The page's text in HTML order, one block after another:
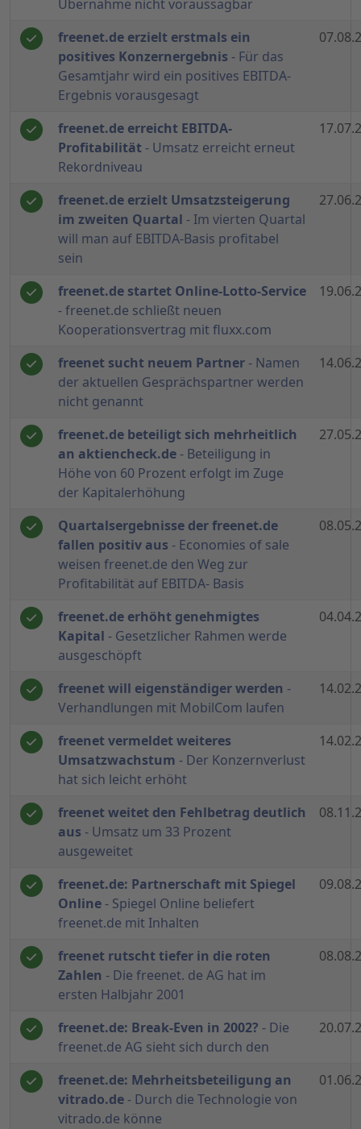
Übernahme nicht voraussagbar
freenet.de erzielt erstmals ein
positives Konzernergebnis - Für das
Gesamtjahr wird ein positives EBITDA-
Ergebnis vorausgesagt
freenet.de erreicht EBITDA-
Profitabilität- Umsatz erreicht erneut
Rekordniveau
freenet.de erzielt Umsatzsteigerung
im zweiten Quartal - Im vierten Quartal
will man auf EBITDA-Basis profitabel
sein
freenet.de startet Online-Lotto-Service
- freenet.de schließt neuen
Kooperationsvertrag mit fluxx.com
freenet sucht neuem Partner - Namen
der aktuellen Gesprächspartner werden
nicht genannt
freenet.de beteiligt sich mehrheitlich
an aktiencheck.de- Beteiligung in
Höhe von 60 Prozent erfolgt im Zuge
der Kapitalerhöhung
Quartalsergebnisse der freenet.de
fallen positiv aus - Economies of sale
weisen freenet.de den Weg zur
Profitabilität auf EBITDA- Basis
freenet.de erhöht genehmigtes
Kapital - Gesetzlicher Rahmen werde
ausgeschöpft
freenet will eigenständiger werden -
Verhandlungen mit MobilCom laufen
freenet vermeldet weiteres
Umsatzwachstum - Der Konzernverlust
hat sich leicht erhöht
freenet weitet den Fehlbetrag deutlich
aus - Umsatz um 33 Prozent
ausgeweitet
freenet.de: Partnerschaft mit Spiegel
Online- Spiegel Online beliefert
freenet.de mit Inhalten
freenet rutscht tiefer in die roten
Zahlen - Die freenet. de AG hat im
ersten Halbjahr 2001
freenet.de: Break-Even in 2002? - Die
freenet.de AG sieht sich durch den
freenet.de: Mehrheitsbeteiligung an
vitrado.de - Durch die Technologie von
vitrado.de könne